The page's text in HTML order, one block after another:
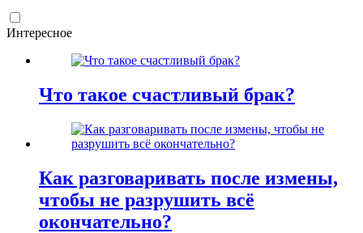
Интересное
Что такое счастливый брак?
Как разговаривать после измены,
чтобы не разрушить всё
окончательно?